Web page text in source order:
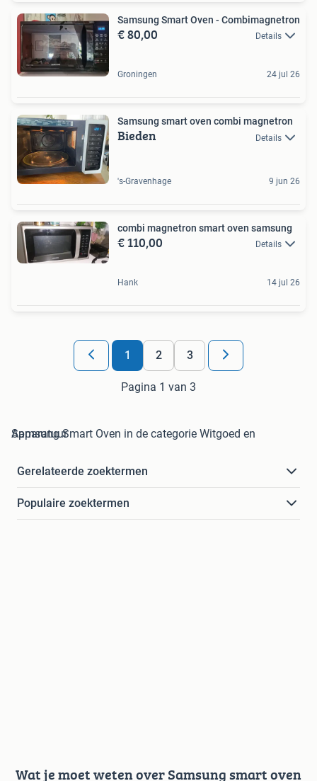
Samsung Smart Oven - Combimagnetron
€ 80,00 Details
Groningen 24 jul 26
Samsung smart oven combi magnetron
Bieden Details
's-Gravenhage 9 jun 26
combi magnetron smart oven samsung
€ 110,00 Details
Hank 14 jul 26
1 2 3
Pagina 1 van 3
Samsung Smart Oven in de categorie Witgoed en Apparatuur
Gerelateerde zoektermen
Populaire zoektermen
Wat je moet weten over Samsung smart oven